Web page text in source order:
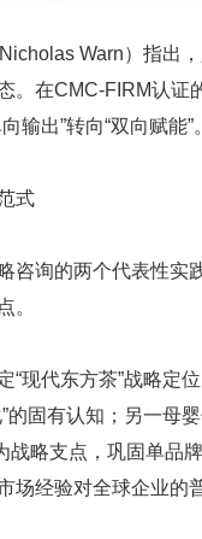
Warn）指出
。在CMC-FIRM认证
输出”转向“双向赋能”。
式
咨询的两个代表性
。
“现代东方茶”战略定
的固有认知；另一母
战略支点，巩固单品
场经验对全球企业的